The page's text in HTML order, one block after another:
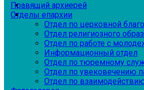
Правящий архиерей
Отделы епархии
Отдел по церковной
Отдел религиозного
Отдел по работе с
Информационный отдел
Отдел по тюремному
Отдел по увековечению
Отдел по